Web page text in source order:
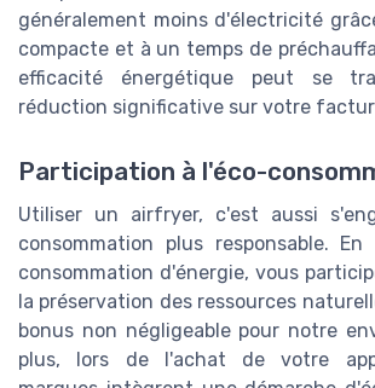
généralement moins d'électricité
compacte et à un temps de
efficacité énergétique peut se
réduction significative sur votre
Participation à l'éco-
Utiliser un airfryer, c'est aussi
consommation plus responsable.
consommation d'énergie, vous
la préservation des ressources
bonus non négligeable pour notre
plus, lors de l'achat de votre